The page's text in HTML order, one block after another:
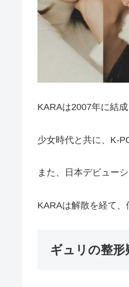
KARAは2007年に結
少女時代と共に、K-
また、日本デビュー
KARAは解散を経て、
ギュリの整形